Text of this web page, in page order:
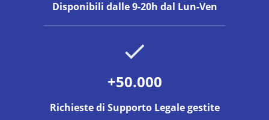
Disponibili dalle 9-20h dal Lun-Ven
+50.000
Richieste di Supporto Legale gestite